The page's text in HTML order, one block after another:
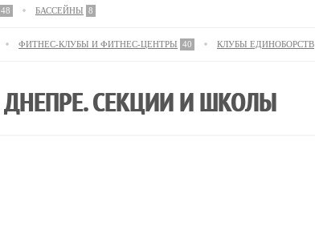
48 БАССЕЙНЫ 8
ФИТНЕС-КЛУБЫ И ФИТНЕС-ЦЕНТРЫ 40 КЛУБЫ ЕДИНОБОРСТВ
СЕКЦИИ И ШКОЛЫ